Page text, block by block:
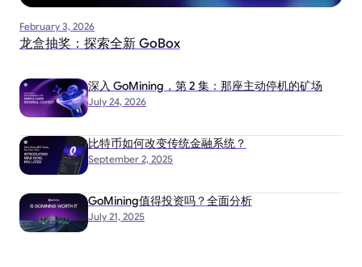
February 3, 2026
龙盒抽奖：探索全新 GoBox
July 24, 2026
深入 GoMining，第 2 集：那座主动停机的矿场
September 2, 2025
比特币如何改变传统金融系统？
July 21, 2025
GoMining值得投资吗？全面分析